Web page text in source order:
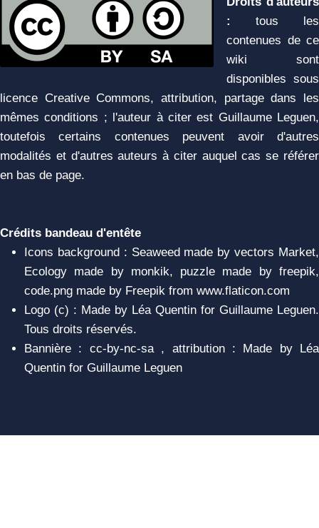
:
tous les
contenues de ce
wiki sont
disponibles sous
licence Creative Commons, attribution, partage dans les
mêmes conditions ; l'auteur à citer est Guillaume Leguen,
toutefois certains contenues peuvent avoir d'autres
modalités et d'autres auteurs à citer auquel cas se référer
en bas de page.
Crédits bandeau d'entête
Icons background : Seaweed made by vectors Market,
Ecology made by monkik, puzzle made by freepik,
code.png made by Freepik from www.flaticon.com
Logo (c) : Made by Léa Quentin for Guillaume Leguen.
Tous droits réservés.
Bannière : cc-by-nc-sa , attribution : Made by Léa
Quentin for Guillaume Leguen